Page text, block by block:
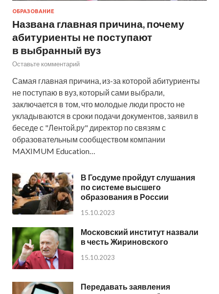
ОБРАЗОВАНИЕ
Названа главная причина, почему
абитуриенты не поступают
в выбранный вуз
Оставьте комментарий
Самая главная причина, из-за которой абитуриенты
не поступаю в вуз, который сами выбрали,
заключается в том, что молодые люди просто не
укладываются в сроки подачи документов, заявил в
беседе с "Лентой.ру" директор по связям с
образовательным сообществом компании
MAXIMUM Education…
В Госдуме пройдут слушания
по системе высшего
образования в России
15.10.2023
Московский институт назвали
в честь Жириновского
15.10.2023
Передавать заявления